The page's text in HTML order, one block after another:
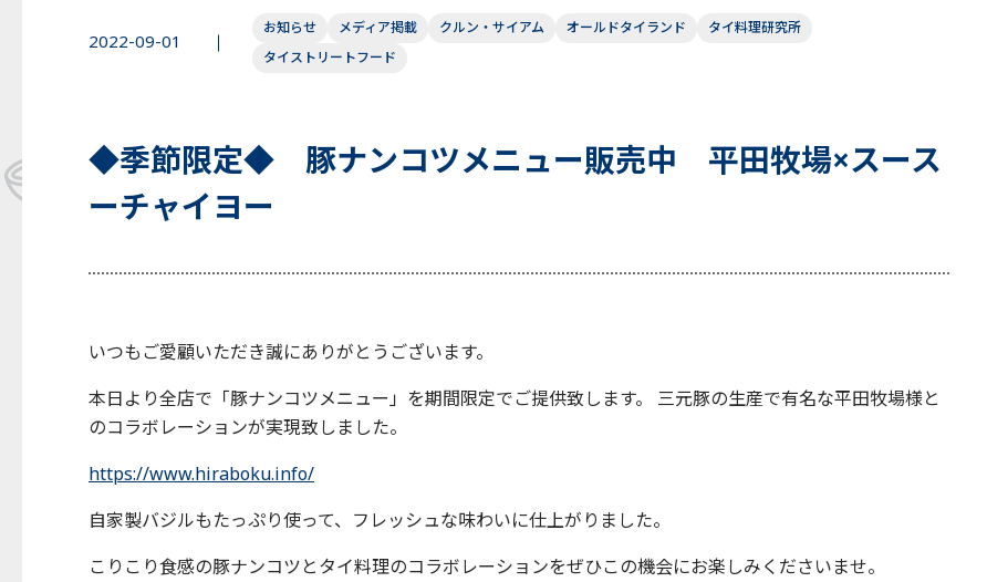
2022-09-01
お知らせ メディア掲載 クルン・サイアム オールドタイランド
タイ料理研究所
タイストリートフード
◆季節限定◆ 豚ナンコツメニュー販売中 平田牧場×スース
ーチャイヨー
いつもご愛顧いただき誠にありがとうございます。
本日より全店で「豚ナンコツメニュー」を期間限定でご提供致します。 三元豚の生産で有名な平田牧場様と
のコラボレーションが実現致しました。
https://www.hiraboku.info/
自家製バジルもたっぷり使って、フレッシュな味わいに仕上がりました。
こりこり食感の豚ナンコツとタイ料理のコラボレーションをぜひこの機会にお楽しみくださいませ。